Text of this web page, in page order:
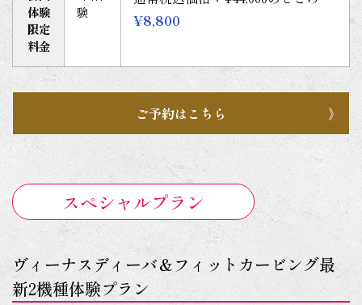
体験
限定
料金
験
¥8,800
ご予約はこちら
スペシャルプラン
ヴィーナスディーバ＆フィットカービング最
新2機種体験プラン